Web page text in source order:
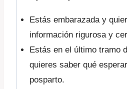
Estás embarazada y
información rigurosa y
Estás en el último tramo
quieres saber qué
posparto.